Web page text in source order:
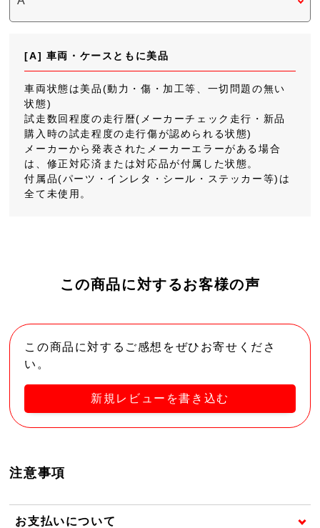
[A] 車両・ケースともに美品
車両状態は美品(動力・傷・加工等、一切問題の無い
状態)
試走数回程度の走行暦(メーカーチェック走行・新品
購入時の試走程度の走行傷が認められる状態)
メーカーから発表されたメーカーエラーがある場合
は、修正対応済または対応品が付属した状態。
付属品(パーツ・インレタ・シール・ステッカー等)は
全て未使用。
この商品に対するお客様の声
この商品に対するご感想をぜひお寄せくださ
い。
新規レビューを書き込む
注意事項
お支払いについて